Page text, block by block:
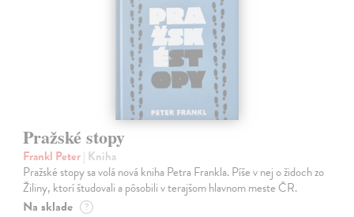
Pražské stopy
Frankl Peter| Kniha
Pražské stopy sa volá nová kniha Petra Frankla. Píše v nej o židoch zo
Žiliny, ktorí študovali a pôsobili v terajšom hlavnom meste ČR.
Na sklade ?